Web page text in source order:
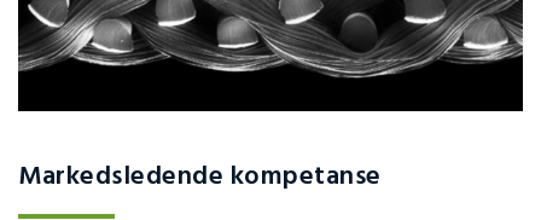
Markedsledende kompetanse